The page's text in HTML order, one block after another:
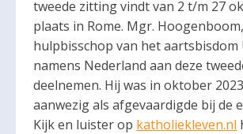
tweede zitting vindt van 2 t/m 27
plaats in Rome. Mgr. Hoogenboom,
hulpbisschop van het aartsbisdom
namens Nederland aan deze
deelnemen. Hij was in oktober
aanwezig als afgevaardigde bij de
Kijk en luister op katholiekleven.nl